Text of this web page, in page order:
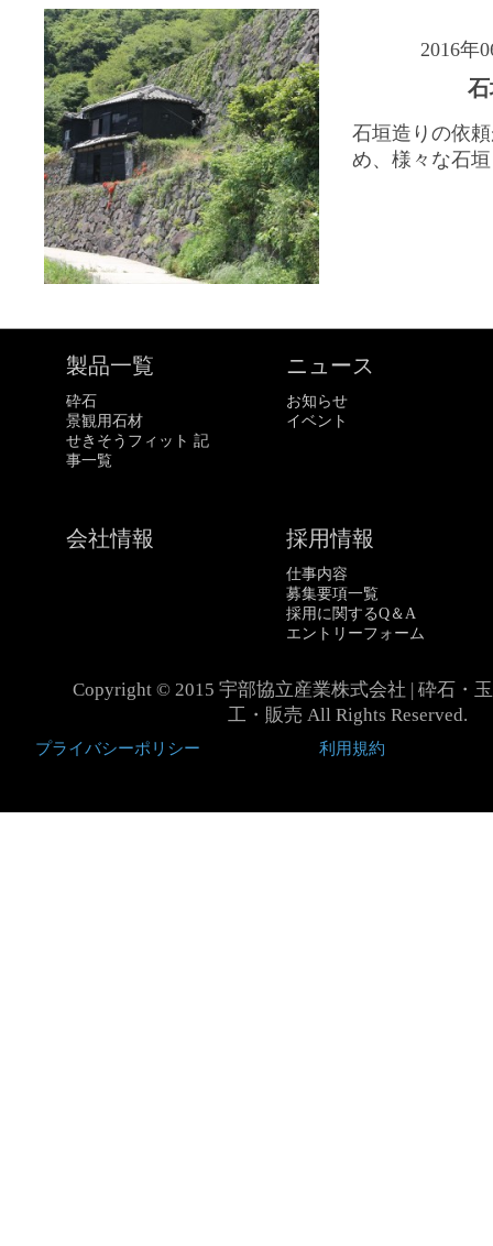
2016年
石垣造りの依
め、様々な石
製品一覧
砕石
景観用石材
せきそうフィット 記
事一覧
ニュース
お知らせ
イベント
会社情報 採用情報
仕事内容
募集要項一覧
採用に関するQ＆A
エントリーフォーム
Copyright © 2015 宇部協立産業株式会社 | 砕石・
工・販売 All Rights Reserved.
プライバシーポリシー 利用規約